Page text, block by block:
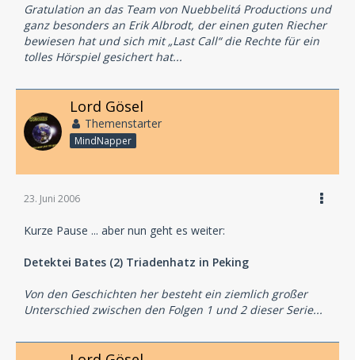
Gratulation an das Team von Nuebbelitá Productions und
ganz besonders an Erik Albrodt, der einen guten Riecher
bewiesen hat und sich mit „Last Call“ die Rechte für ein
tolles Hörspiel gesichert hat...
Lord Gösel
Themenstarter
MindNapper
23. Juni 2006
Kurze Pause ... aber nun geht es weiter:
Detektei Bates (2) Triadenhatz in Peking
Von den Geschichten her besteht ein ziemlich großer
Unterschied zwischen den Folgen 1 und 2 dieser Serie...